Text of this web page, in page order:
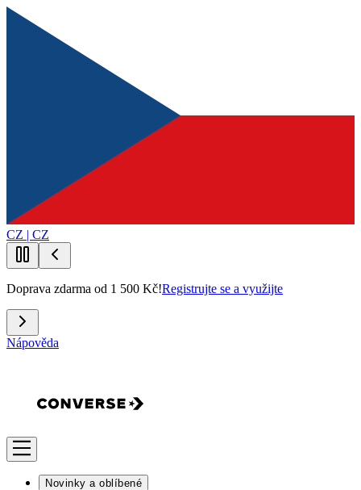
CZ | CZ
Doprava zdarma od 1 500 Kč!Registrujte se a využijte
Nápověda
Novinky a oblíbené